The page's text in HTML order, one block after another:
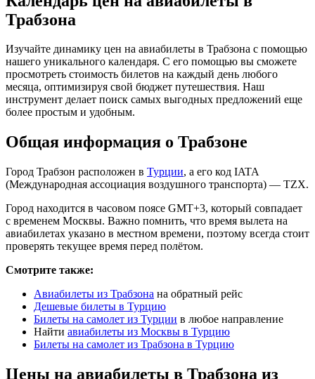
Трабзона
Изучайте динамику цен на авиабилеты в Трабзона с помощью
нашего уникального календаря. С его помощью вы сможете
просмотреть стоимость билетов на каждый день любого
месяца, оптимизируя свой бюджет путешествия. Наш
инструмент делает поиск самых выгодных предложений еще
более простым и удобным.
Общая информация о Трабзоне
Город Трабзон расположен в Турции, а его код IATA
(Международная ассоциация воздушного транспорта) — TZX.
Город находится в часовом поясе GMT+3, который совпадает
с временем Москвы. Важно помнить, что время вылета на
авиабилетах указано в местном времени, поэтому всегда стоит
проверять текущее время перед полётом.
Смотрите также:
Авиабилеты из Трабзона на обратный рейс
Дешевые билеты в Турцию
Билеты на самолет из Турции в любое направление
Найти авиабилеты из Москвы в Турцию
Билеты на самолет из Трабзона в Турцию
Цены на авиабилеты в Трабзона из